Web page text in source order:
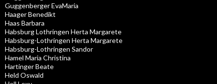
Guggenberger EvaMaria
Haager Benedikt
Haas Barbara
Habsburg Lothringen Herta Margarete
Habsburg-Lothringen Herta Margarete
Habsburg-Lothringen Sandor
Hamel Maria Christina
Hartinger Beate
Held Oswald